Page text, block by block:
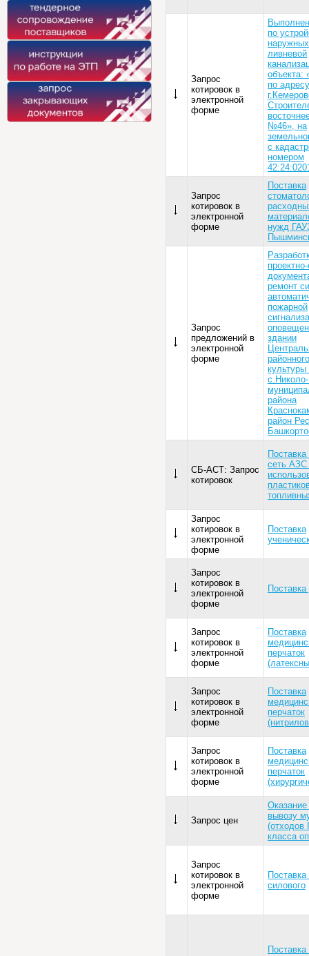
Запрос
котировок в
электронной
форме
по
ливневой
объекта:
по
№46», на
с
номером
Запрос
котировок в
электронной
форме
Поставка
нужд
Запрос
предложений в
электронной
форме
ремонт
пожарной
здании
культуры
района
район
СБ-АСТ: Запрос
котировок
сеть АЗС
Запрос
котировок в
электронной
форме
Поставка
Запрос
котировок в
электронной
форме
Запрос
котировок в
электронной
форме
Поставка
перчаток
Запрос
котировок в
электронной
форме
Поставка
перчаток
Запрос
котировок в
электронной
форме
Поставка
перчаток
Запрос цен
Оказание
вывозу
(отходов
класса
Запрос
котировок в
электронной
форме
силового